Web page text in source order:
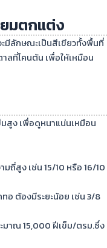
มตกแต่ง
ะมีลักษณะเป็นสีเขียวทั้งพื้นที่
ลที่โคนต้น เพื่อให้เหมือน
สูง เพื่อดูหนาแน่นเหมือน
ถี่สูง เช่น 15/10 หรือ 16/10
อ ต้องมีระยะน้อย เช่น 3/8
มาณ 15,000 ฝีเข็ม/ตรม.ซึ่ง